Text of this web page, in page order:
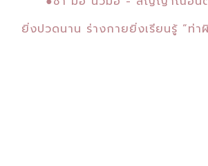
ยิ่งปวดนาน ร่างกายยิ่งเรียนรู้ “ท่า